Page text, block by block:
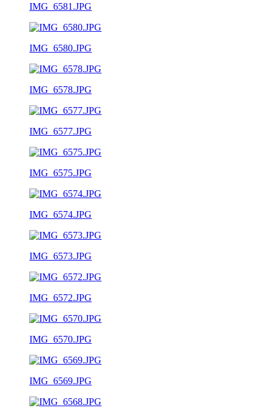
IMG_6581.JPG
IMG_6580.JPG
IMG_6578.JPG
IMG_6577.JPG
IMG_6575.JPG
IMG_6574.JPG
IMG_6573.JPG
IMG_6572.JPG
IMG_6570.JPG
IMG_6569.JPG